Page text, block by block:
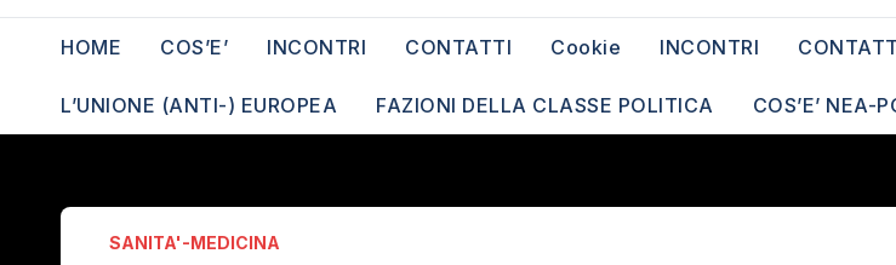
HOME COS’E’ INCONTRI CONTATTI Cookie INCONTRI
L’UNIONE (ANTI-) EUROPEA FAZIONI DELLA CLASSE POLITICA COS’E’ NEA-
SANITA'-MEDICINA